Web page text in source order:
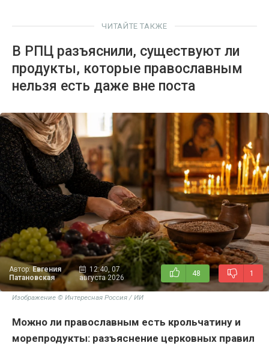
ЧИТАЙТЕ ТАКЖЕ
В РПЦ разъяснили, существуют ли
продукты, которые православным
нельзя есть даже вне поста
Автор: Евгения
Патановская
12:40, 07
августа 2026
48 1
Изображение © Интересная Россия / ИИ
Можно ли православным есть крольчатину и
морепродукты: разъяснение церковных правил